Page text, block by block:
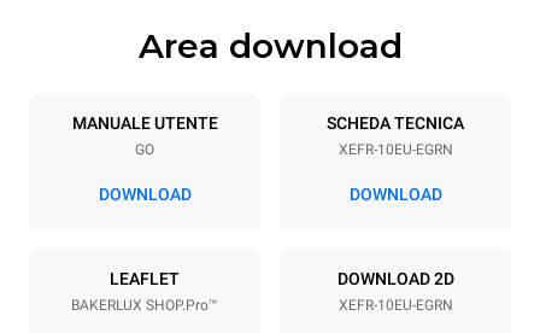
Specifiche teglia
10 600x400
Passo teglie
Area download
MANUALE UTENTE
GO
DOWNLOAD
SCHEDA TECNICA
XEFR-10EU-EGRN
DOWNLOAD
LEAFLET
BAKERLUX SHOP.Pro™
DOWNLOAD 2D
XEFR-10EU-EGRN